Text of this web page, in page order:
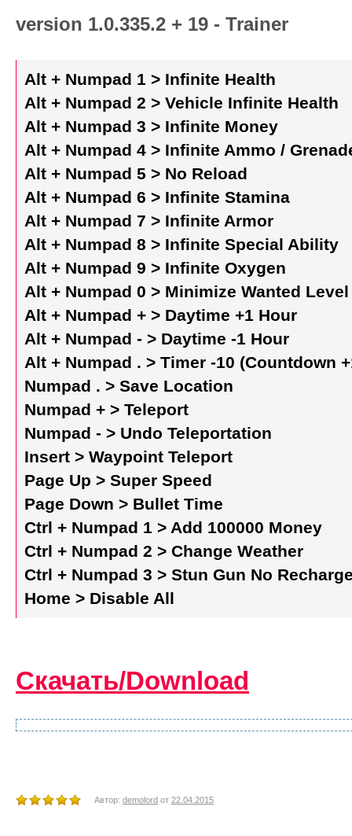
version 1.0.335.2 + 19 - Trainer
Alt + Numpad 1 > Infinite Health
Alt + Numpad 2 > Vehicle Infinite Health
Alt + Numpad 3 > Infinite Money
Alt + Numpad 4 > Infinite Ammo /
Alt + Numpad 5 > No Reload
Alt + Numpad 6 > Infinite Stamina
Alt + Numpad 7 > Infinite Armor
Alt + Numpad 8 > Infinite Special Ability
Alt + Numpad 9 > Infinite Oxygen
Alt + Numpad 0 > Minimize Wanted Level
Alt + Numpad + > Daytime +1 Hour
Alt + Numpad - > Daytime -1 Hour
Alt + Numpad . > Timer -10 (Countdown
Numpad . > Save Location
Numpad + > Teleport
Numpad - > Undo Teleportation
Insert > Waypoint Teleport
Page Up > Super Speed
Page Down > Bullet Time
Ctrl + Numpad 1 > Add 100000 Money
Ctrl + Numpad 2 > Change Weather
Ctrl + Numpad 3 > Stun Gun No
Home > Disable All
Скачать/Download
Автор: demolord от 22.04.2015